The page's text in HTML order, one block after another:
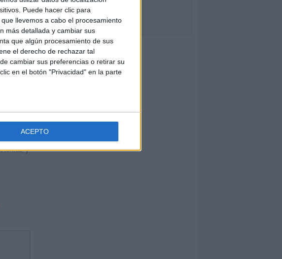
Puede hacer clic para
llevemos a cabo el procesamiento
más detallada y cambiar sus
que algún procesamiento de sus
el derecho de rechazar tal
cambiar sus preferencias o retirar su
en el botón "Privacidad" en la parte
ACEPTO
y